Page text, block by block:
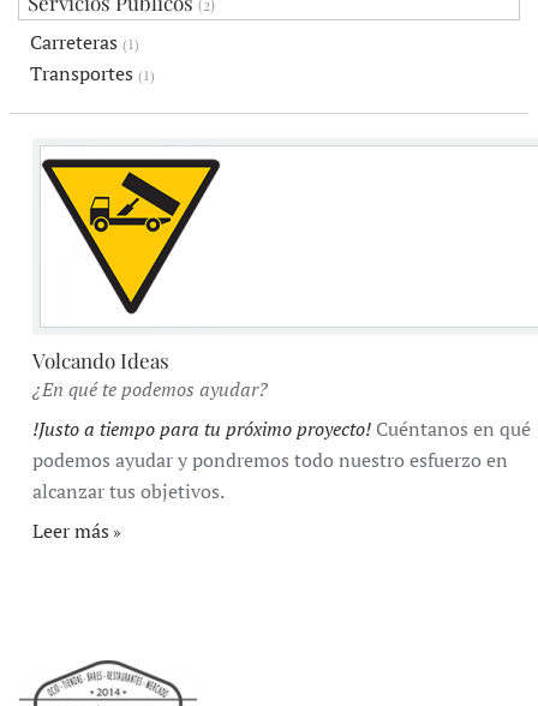
(2)
Carreteras (1)
Transportes (1)
Volcando Ideas
¿En qué te podemos ayudar?
!Justo a tiempo para tu próximo proyecto! Cuéntanos en qué
podemos ayudar y pondremos todo nuestro esfuerzo en
alcanzar tus objetivos.
Leer más